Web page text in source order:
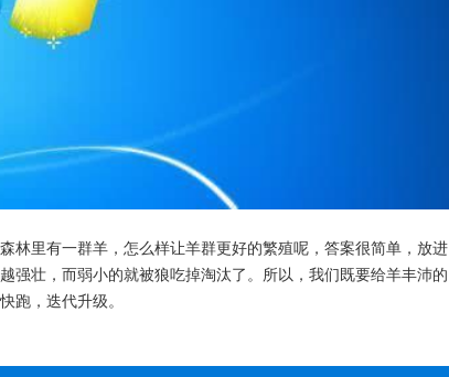
林里有一群羊，怎么样让羊群更好的繁殖呢，答案很简单，放进
强壮，而弱小的就被狼吃掉淘汰了。所以，我们既要给羊丰沛的
跑，迭代升级。